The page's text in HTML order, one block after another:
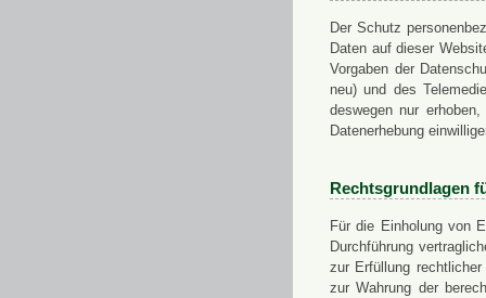
Der Schutz
Daten auf dieser
Vorgaben der
neu) und des
deswegen nur
Datenerhebung
Rechtsgrundlagen
Für die Einholung von
Durchführung
zur Erfüllung
zur Wahrung der